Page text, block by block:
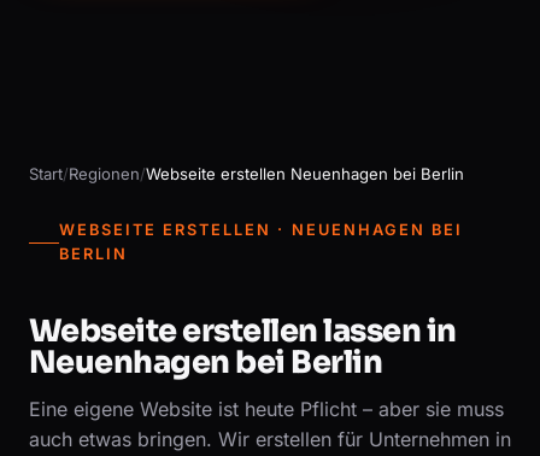
Start/Regionen/Webseite erstellen Neuenhagen bei Berlin
WEBSEITE ERSTELLEN · NEUENHAGEN BEI
BERLIN
Webseite erstellen lassen in
Neuenhagen bei Berlin
Eine eigene Website ist heute Pflicht – aber sie muss
auch etwas bringen. Wir erstellen für Unternehmen in